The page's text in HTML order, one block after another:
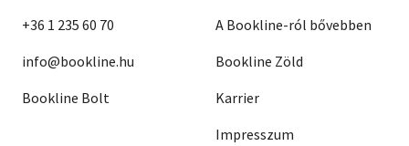
+36 1 235 60 70
info@bookline.hu
Bookline Bolt
A Bookline-ról bővebben
Bookline Zöld
Karrier
Impresszum